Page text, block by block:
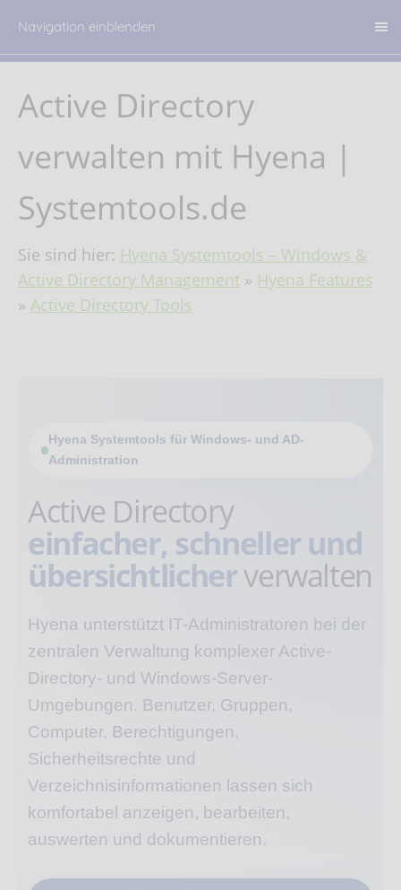
Navigation einblenden
Active Directory
verwalten mit Hyena |
Systemtools.de
Sie sind hier: Hyena Systemtools – Windows &
Active Directory Management » Hyena Features
» Active Directory Tools
Hyena Systemtools für Windows- und AD-
Administration
Active Directory
einfacher, schneller und
übersichtlicherverwalten
Hyena unterstützt IT-Administratoren bei der
zentralen Verwaltung komplexer Active-
Directory- und Windows-Server-
Umgebungen. Benutzer, Gruppen,
Computer, Berechtigungen,
Sicherheitsrechte und
Verzeichnisinformationen lassen sich
komfortabel anzeigen, bearbeiten,
auswerten und dokumentieren.